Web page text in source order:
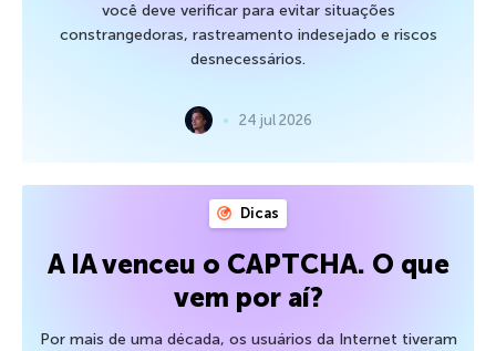
você deve verificar para evitar situações
constrangedoras, rastreamento indesejado e riscos
desnecessários.
24 jul 2026
Dicas
A IA venceu o CAPTCHA. O que
vem por aí?
Por mais de uma década, os usuários da Internet tiveram